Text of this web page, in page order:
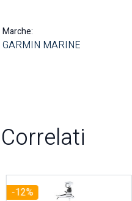
Marche:
GARMIN MARINE
-12%